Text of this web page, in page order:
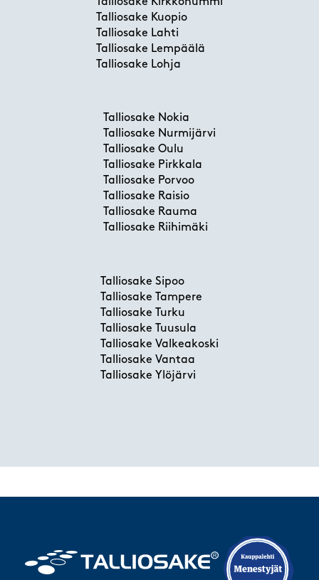
Talliosake Kuopio
Talliosake Lahti
Talliosake Lempäälä
Talliosake Lohja
Talliosake Nokia
Talliosake Nurmijärvi
Talliosake Oulu
Talliosake Pirkkala
Talliosake Porvoo
Talliosake Raisio
Talliosake Rauma
Talliosake Riihimäki
Talliosake Sipoo
Talliosake Tampere
Talliosake Turku
Talliosake Tuusula
Talliosake Valkeakoski
Talliosake Vantaa
Talliosake Ylöjärvi